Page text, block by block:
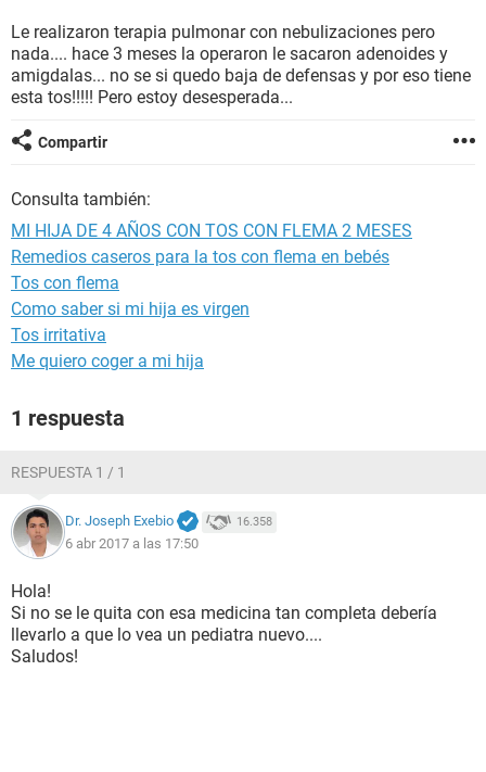
Le realizaron terapia pulmonar con nebulizaciones pero
nada.... hace 3 meses la operaron le sacaron adenoides y
amigdalas... no se si quedo baja de defensas y por eso tiene
esta tos!!!!! Pero estoy desesperada...
Compartir
Consulta también:
MI HIJA DE 4 AÑOS CON TOS CON FLEMA 2 MESES
Remedios caseros para la tos con flema en bebés
Tos con flema
Como saber si mi hija es virgen
Tos irritativa
Me quiero coger a mi hija
1 respuesta
RESPUESTA 1 / 1
Dr. Joseph Exebio 16.358
6 abr 2017 a las 17:50
Hola!
Si no se le quita con esa medicina tan completa debería
llevarlo a que lo vea un pediatra nuevo....
Saludos!